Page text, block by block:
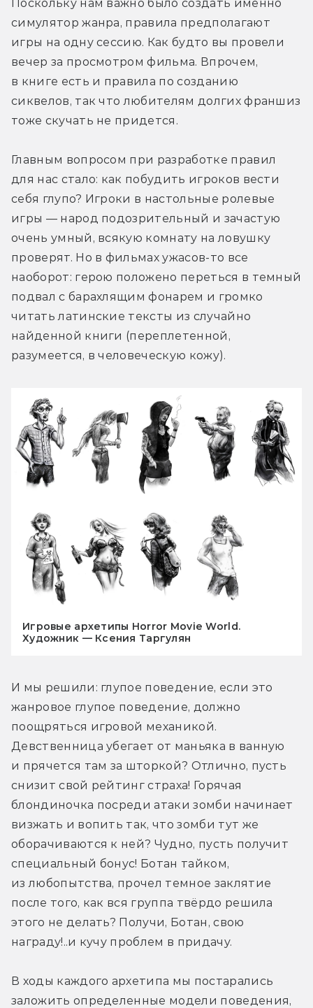
Поскольку нам важно было создать именно
симулятор жанра, правила предполагают
игры на одну сессию. Как будто вы провели
вечер за просмотром фильма. Впрочем,
в книге есть и правила по созданию
сиквелов, так что любителям долгих франшиз
тоже скучать не придется.
Главным вопросом при разработке правил
для нас стало: как побудить игроков вести
себя глупо? Игроки в настольные ролевые
игры — народ подозрительный и зачастую
очень умный, всякую комнату на ловушку
проверят. Но в фильмах ужасов-то все
наоборот: герою положено переться в темный
подвал с барахлящим фонарем и громко
читать латинские тексты из случайно
найденной книги (переплетенной,
разумеется, в человеческую кожу).
Игровые архетипы Horror Movie World.
Художник — Ксения Таргулян
И мы решили: глупое поведение, если это
жанровое глупое поведение, должно
поощряться игровой механикой.
Девственница убегает от маньяка в ванную
и прячется там за шторкой? Отлично, пусть
снизит свой рейтинг страха! Горячая
блондиночка посреди атаки зомби начинает
визжать и вопить так, что зомби тут же
оборачиваются к ней? Чудно, пусть получит
специальный бонус! Ботан тайком,
из любопытства, прочел темное заклятие
после того, как вся группа твёрдо решила
этого не делать? Получи, Ботан, свою
награду!..и кучу проблем в придачу.
В ходы каждого архетипа мы постарались
заложить определенные модели поведения,